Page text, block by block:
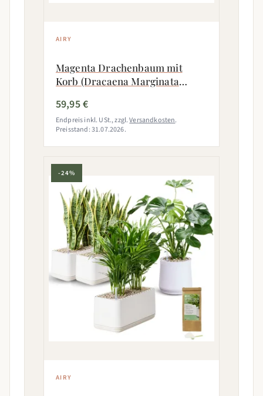
AIRY
Magenta Drachenbaum mit
Korb (Dracaena Marginata
59,95 €
Endpreis inkl. USt., zzgl.Versandkosten.
Preisstand: 31.07.2026.
-24%
AIRY